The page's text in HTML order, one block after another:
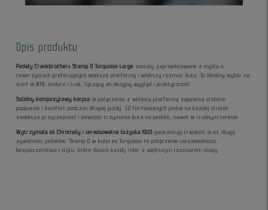
Opis produktu
Pedały Crankbrothers Stamp 0 Turquoise Large zostały zaprojektowane z myślą o
rowerzystach preferujących większe platformy i większy rozmiar buta. To idealny wybór na
start w MTB, enduro i trail, łączący atrakcyjny wygląd i praktyczność.
Solidny kompozytowy korpus w połączeniu z wklęsłą platformą zapewnia stabilne
podparcie i komfort podczas długiej jazdy. 12 formowanych pinów na każdej stronie
zwiększa przyczepność i pewność trzymania buta na pedale, nawet w trudnym terenie.
Wytrzymała oś Chromoly i serwisowalne łożyska IGUS gwarantują trwałość oraz długą
żywotność pedałów. Stamp 0 w kolorze Turquoise to połączenie niezawodności,
bezpieczeństwa i stylu, które doceni każdy rider z większym rozmiarem stopy.